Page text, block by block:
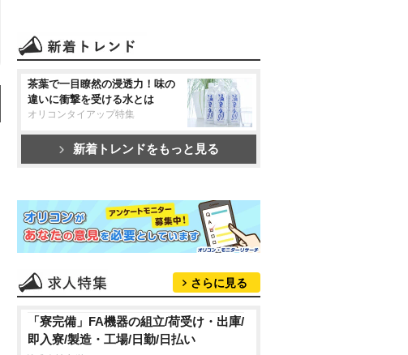
茶葉で一目瞭然の浸透力！味の
違いに衝撃を受ける水とは
オリコンタイアップ特集
新着トレンドをもっと見る
さらに見る
「寮完備」FA機器の組立/荷受け・出庫/
即入寮/製造・工場/日勤/日払い